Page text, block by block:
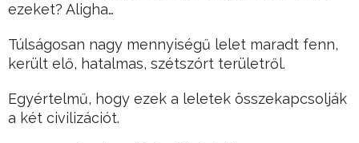
ezeket? Aligha…
Túlságosan nagy mennyiségű lelet maradt fenn,
került elő, hatalmas, szétszórt területről.
Egyértelmű, hogy ezek a leletek összekapcsolják
a két civilizációt.